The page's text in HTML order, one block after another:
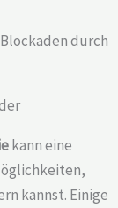
kann eine
kannst. Einige